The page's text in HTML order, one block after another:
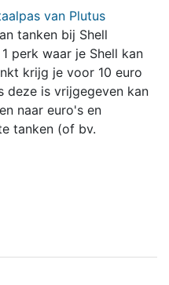
van Plutus
tanken bij Shell
perk waar je Shell kan
krijg je voor 10 euro
deze is vrijgegeven kan
naar euro's en
tanken (of bv.